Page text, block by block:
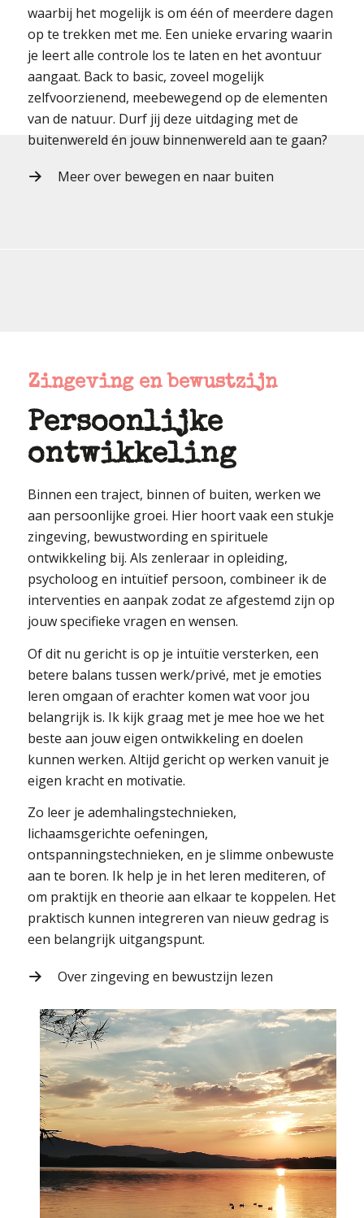
waarbij het mogelijk is om één of meerdere dagen
op te trekken met me. Een unieke ervaring waarin
je leert alle controle los te laten en het avontuur
aangaat. Back to basic, zoveel mogelijk
zelfvoorzienend, meebewegend op de elementen
van de natuur. Durf jij deze uitdaging met de
buitenwereld én jouw binnenwereld aan te gaan?
Meer over bewegen en naar buiten
Zingeving en bewustzijn
Persoonlijke
ontwikkeling
Binnen een traject, binnen of buiten, werken we
aan persoonlijke groei. Hier hoort vaak een stukje
zingeving, bewustwording en spirituele
ontwikkeling bij. Als zenleraar in opleiding,
psycholoog en intuïtief persoon, combineer ik de
interventies en aanpak zodat ze afgestemd zijn op
jouw specifieke vragen en wensen.
Of dit nu gericht is op je intuïtie versterken, een
betere balans tussen werk/privé, met je emoties
leren omgaan of erachter komen wat voor jou
belangrijk is. Ik kijk graag met je mee hoe we het
beste aan jouw eigen ontwikkeling en doelen
kunnen werken. Altijd gericht op werken vanuit je
eigen kracht en motivatie.
Zo leer je ademhalingstechnieken,
lichaamsgerichte oefeningen,
ontspanningstechnieken, en je slimme onbewuste
aan te boren. Ik help je in het leren mediteren, of
om praktijk en theorie aan elkaar te koppelen. Het
praktisch kunnen integreren van nieuw gedrag is
een belangrijk uitgangspunt.
Over zingeving en bewustzijn lezen